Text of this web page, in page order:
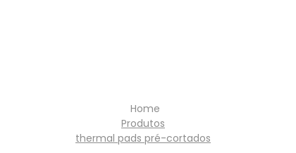
Home
Produtos
thermal pads pré-cortados